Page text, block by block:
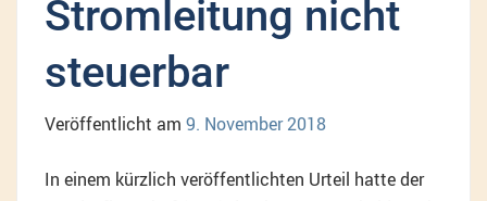
Stromleitung nicht
steuerbar
Veröffentlicht am 9. November 2018
In einem kürzlich veröffentlichten Urteil hatte der